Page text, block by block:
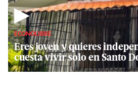
▶
ECONOLIBRE
Eres joven y quieres
cuesta vivir solo en Santo